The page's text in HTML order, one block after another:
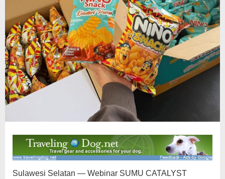
Sulawesi Selatan — Webinar SUMU CATALYST